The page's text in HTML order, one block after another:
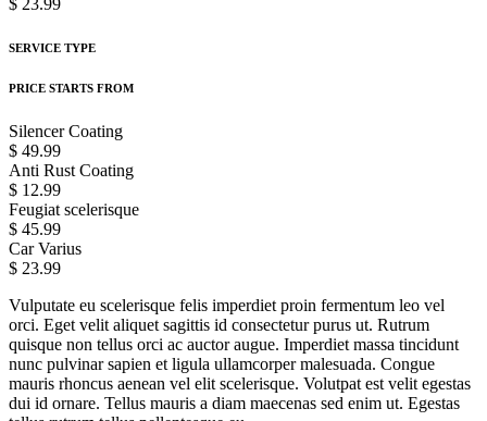
$ 23.99
SERVICE TYPE
PRICE STARTS FROM
Silencer Coating
$ 49.99
Anti Rust Coating
$ 12.99
Feugiat scelerisque
$ 45.99
Car Varius
$ 23.99
Vulputate eu scelerisque felis imperdiet proin fermentum leo vel
orci. Eget velit aliquet sagittis id consectetur purus ut. Rutrum
quisque non tellus orci ac auctor augue. Imperdiet massa tincidunt
nunc pulvinar sapien et ligula ullamcorper malesuada. Congue
mauris rhoncus aenean vel elit scelerisque. Volutpat est velit egestas
dui id ornare. Tellus mauris a diam maecenas sed enim ut. Egestas